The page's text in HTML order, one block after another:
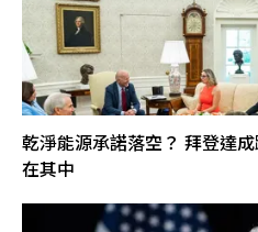
乾淨能源承諾落空？ 拜登達
在其中